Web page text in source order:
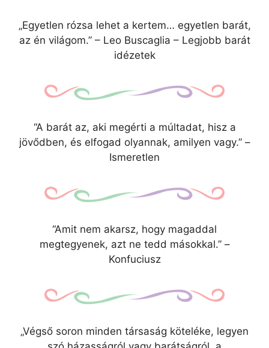
„Egyetlen rózsa lehet a kertem… egyetlen barát,
az én világom.” – Leo Buscaglia – Legjobb barát
idézetek
“A barát az, aki megérti a múltadat, hisz a
jövődben, és elfogad olyannak, amilyen vagy.” –
Ismeretlen
“Amit nem akarsz, hogy magaddal
megtegyenek, azt ne tedd másokkal.” –
Konfuciusz
„Végső soron minden társaság köteléke, legyen